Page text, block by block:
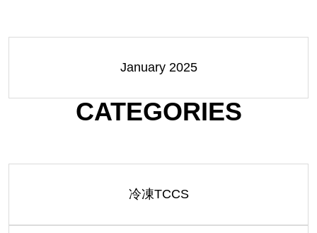
January 2025
CATEGORIES
冷凍TCCS